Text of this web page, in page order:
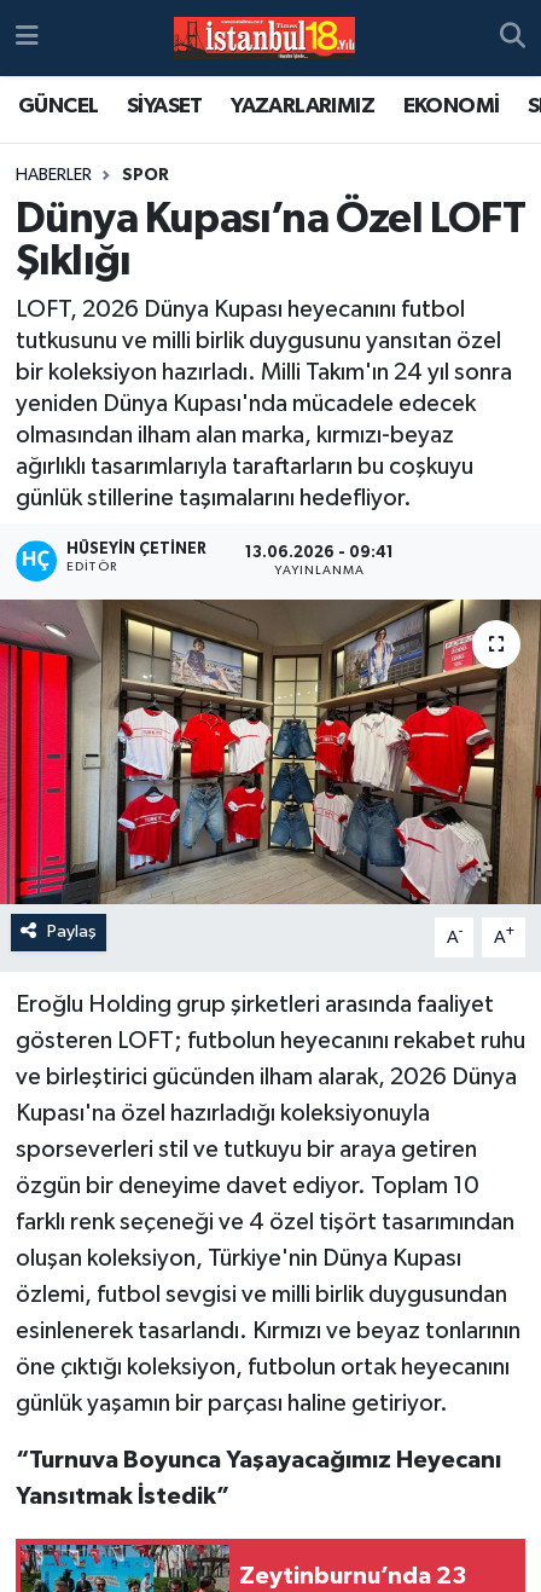
GÜNCEL SİYASET YAZARLARIMIZ EKONOMİ
HABERLER SPOR
Dünya Kupası’na Özel LOFT
Şıklığı
LOFT, 2026 Dünya Kupası heyecanını futbol
tutkusunu ve milli birlik duygusunu yansıtan özel
bir koleksiyon hazırladı. Milli Takım'ın 24 yıl sonra
yeniden Dünya Kupası'nda mücadele edecek
olmasından ilham alan marka, kırmızı-beyaz
ağırlıklı tasarımlarıyla taraftarların bu coşkuyu
günlük stillerine taşımalarını hedefliyor.
HÜSEYIN ÇETINER
EDITÖR
13.06.2026 - 09:41
YAYINLANMA
Paylaş A- A+
Eroğlu Holding grup şirketleri arasında faaliyet
gösteren LOFT; futbolun heyecanını rekabet ruhu
ve birleştirici gücünden ilham alarak, 2026 Dünya
Kupası'na özel hazırladığı koleksiyonuyla
sporseverleri stil ve tutkuyu bir araya getiren
özgün bir deneyime davet ediyor. Toplam 10
farklı renk seçeneği ve 4 özel tişört tasarımından
oluşan koleksiyon, Türkiye'nin Dünya Kupası
özlemi, futbol sevgisi ve milli birlik duygusundan
esinlenerek tasarlandı. Kırmızı ve beyaz tonlarının
öne çıktığı koleksiyon, futbolun ortak heyecanını
günlük yaşamın bir parçası haline getiriyor.
“Turnuva Boyunca Yaşayacağımız Heyecanı
Yansıtmak İstedik”
Zeytinburnu’nda 23